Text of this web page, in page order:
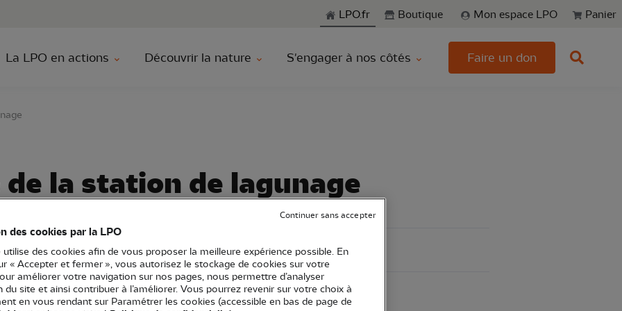
Aller à la rechercheLPO.fr Boutique Mon espace LPO Panier
La LPO en actions Découvrir la nature S'engager à nos côtés Faire un don
la station de lagunage
Charentes Sortie nature 17 - Charente-Maritime
des cookies par la LPO
des cookies afin de vous proposer la meilleure expérience possible. En
« Accepter et fermer », vous autorisez le stockage de cookies sur votre
améliorer votre navigation sur nos pages, nous permettre d’analyser
du site et ainsi contribuer à l’améliorer. Vous pourrez revenir sur votre choix à
en vous rendant sur Paramétrer les cookies (accessible en bas de page de
Continuer sans accepter